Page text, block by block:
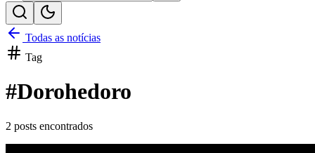
Todas as notícias
Tag
#Dorohedoro
2 posts encontrados